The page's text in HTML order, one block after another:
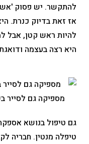
להתקשר. יש פסוק
אז זאת בדיוק כנרת.
להיות ראש קטן, אבל
היא רצה בעצמה
מספיקה גם לסייר
גם טיפול בנושא
טיפלה מנטין. חבריה